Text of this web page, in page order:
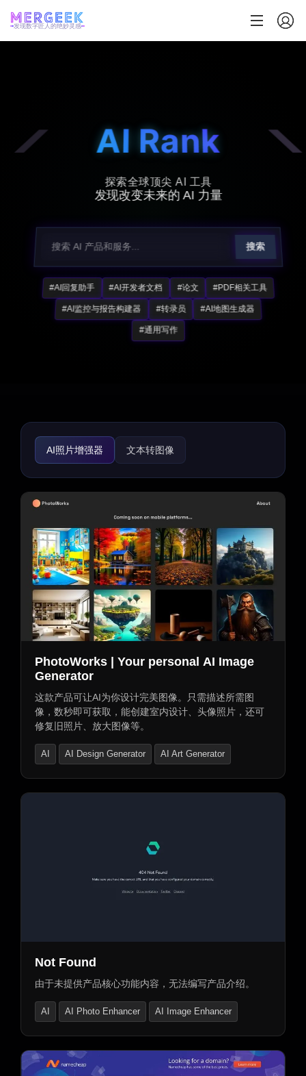
发现数字匠人的绝妙灵感
AI Rank
探索全球顶尖 AI 工具
发现改变未来的 AI 力量
搜索
#AI回复助手 #AI开发者文档 #论文 #PDF相关工具
#AI监控与报告构建器 #转录员 #AI地图生成器
#通用写作
文本转图像
AI照片与图像生成器 AI插画生成器
AI头像生成器
AI横幅生成器 AI封面生成器
AI表情符号生成器 AI GIF生成器
AI图标生成器 AI图像增强器
AI标志生成器 照片与图像编辑器
AI照片增强器
AI照片修复 AI摄影
AI个人资料图片生成器 AI壁纸生成器
AI背景移除 AI漫画与动漫 AI图案生成器
AI自拍与人像 AI纹身生成器
图像转图像 AI图像分割 AI图表绘制
AI图像识别 AI风景生成器 AI海报生成器
PhotoWorks | Your personal AI Image
Generator
这款产品可让AI为你设计完美图像。只需描述所需图
像，数秒即可获取，能创建室内设计、头像照片，还可
修复旧照片、放大图像等。
AI AI Design Generator AI Art Generator
Not Found
由于未提供产品核心功能内容，无法编写产品介绍。
AI AI Photo Enhancer AI Image Enhancer